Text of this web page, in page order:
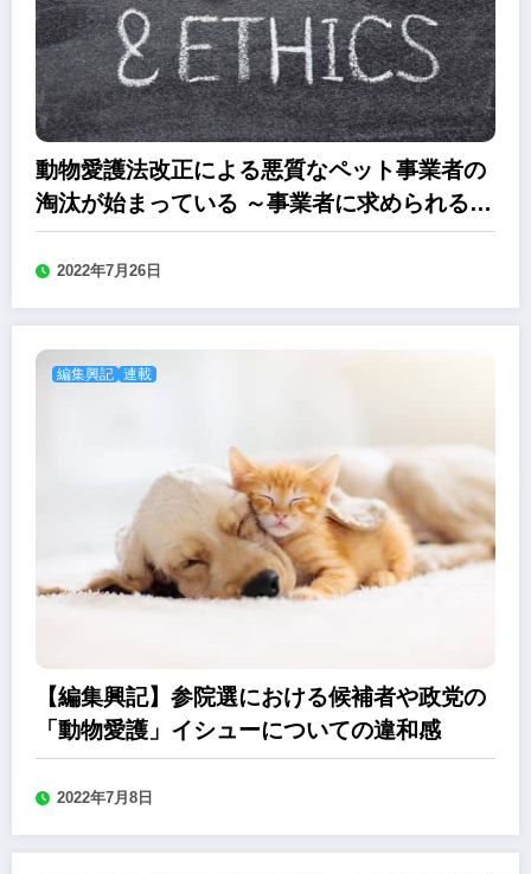
動物愛護法改正による悪質なペット事業者の
淘汰が始まっている ～事業者に求められる責
任とモラル
2022年7月26日
編集興記 連載
【編集興記】参院選における候補者や政党の
「動物愛護」イシューについての違和感
2022年7月8日